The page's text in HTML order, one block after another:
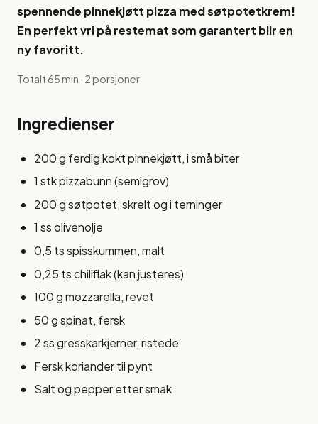
spennende pinnekjøtt pizza med søtpotetkrem!
En perfekt vri på restemat som garantert blir en
ny favoritt.
Totalt 65 min · 2 porsjoner
Ingredienser
200 g ferdig kokt pinnekjøtt, i små biter
1 stk pizzabunn (semigrov)
200 g søtpotet, skrelt og i terninger
1 ss olivenolje
0,5 ts spisskummen, malt
0,25 ts chiliflak (kan justeres)
100 g mozzarella, revet
50 g spinat, fersk
2 ss gresskarkjerner, ristede
Fersk koriander til pynt
Salt og pepper etter smak